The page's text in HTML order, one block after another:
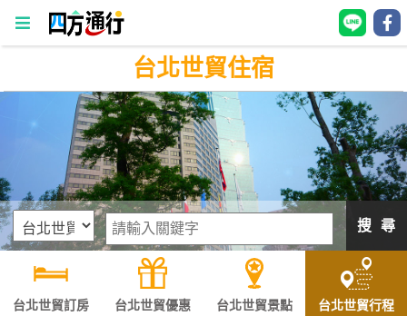
四
通
房
灣
訂
台北世貿住宿
搜 尋
台北世貿訂房 台北世貿優惠 台北世貿景點 台北世貿行程